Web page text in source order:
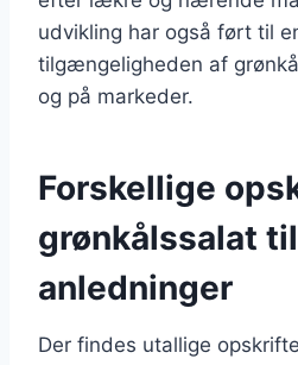
udvikling har også ført til
tilgængeligheden af
og på markeder.
Forskellige
grønkålssalat
anledninger
Der findes utallige